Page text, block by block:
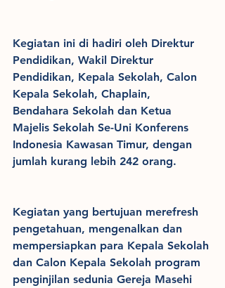
Kegiatan ini di hadiri oleh Direktur
Pendidikan, Wakil Direktur
Pendidikan, Kepala Sekolah, Calon
Kepala Sekolah, Chaplain,
Bendahara Sekolah dan Ketua
Majelis Sekolah Se-Uni Konferens
Indonesia Kawasan Timur, dengan
jumlah kurang lebih 242 orang.
Kegiatan yang bertujuan merefresh
pengetahuan, mengenalkan dan
mempersiapkan para Kepala Sekolah
dan Calon Kepala Sekolah program
penginjilan sedunia Gereja Masehi